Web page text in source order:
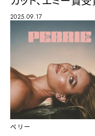
2025.09.17
ペリー